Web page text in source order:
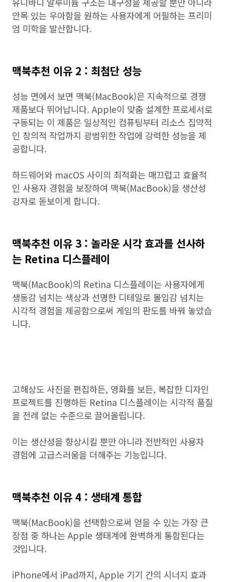
안목 있는 우아함을 원하는 사용자에게 어필하는 프리미
엄 미학을 발산합니다.
맥북추천 이유 2 : 최첨단 성능
성능 면에서 보면 맥북(MacBook)은 지속적으로 경쟁
제품보다 뛰어납니다. Apple이 맞춤 설계한 프로세서로
구동되는 이 제품은 일상적인 컴퓨팅부터 리소스 집약적
인 창의적 작업까지 광범위한 작업에 강력한 성능을 제
공합니다.
하드웨어와 macOS 사이의 최적화는 매끄럽고 효율적
인 사용자 경험을 보장하여 맥북(MacBook)을 생산성
강자로 돋보이게 합니다.
맥북추천 이유 3 : 놀라운 시각 효과를 선사하
는 Retina 디스플레이
맥북(MacBook)의 Retina 디스플레이는 사용자에게
생동감 넘치는 색상과 선명한 디테일로 몰입감 넘치는
시각적 경험을 제공함으로써 게임의 판도를 바꿔 놓았습
니다.
고해상도 사진을 편집하든, 영화를 보든, 복잡한 디자인
프로젝트를 진행하든 Retina 디스플레이는 시각적 품질
을 전례 없는 수준으로 끌어올립니다.
이는 생산성을 향상시킬 뿐만 아니라 전반적인 사용자
경험에 고급스러움을 더해주는 기능입니다.
맥북추천 이유 4 : 생태계 통합
맥북(MacBook)을 선택함으로써 얻을 수 있는 가장 큰
장점 중 하나는 Apple 생태계에 완벽하게 통합된다는
것입니다.
iPhone에서 iPad까지, Apple 기기 간의 시너지 효과